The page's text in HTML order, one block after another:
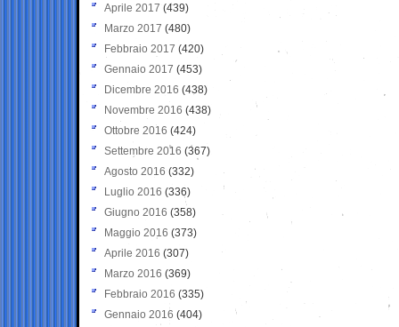
Aprile 2017 (439)
Marzo 2017 (480)
Febbraio 2017 (420)
Gennaio 2017 (453)
Dicembre 2016 (438)
Novembre 2016 (438)
Ottobre 2016 (424)
Settembre 2016 (367)
Agosto 2016 (332)
Luglio 2016 (336)
Giugno 2016 (358)
Maggio 2016 (373)
Aprile 2016 (307)
Marzo 2016 (369)
Febbraio 2016 (335)
Gennaio 2016 (404)